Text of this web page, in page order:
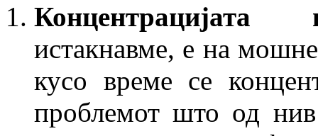
истакнавме, е на
кусо време се
проблемот што од